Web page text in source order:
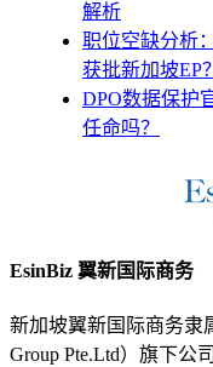
解析
职位空缺分析
获批新加坡EP？
DPO数据保护
任命吗？
EsinBiz 翼新国际商务
新加坡翼新国际商务隶
Group Pte.Ltd）旗下公